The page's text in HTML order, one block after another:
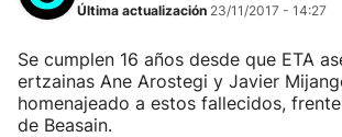
Última actualización 23/11/2017 - 14:27
Se cumplen 16 años desde que ETA
ertzainas Ane Arostegi y Javier
homenajeado a estos fallecidos,
de Beasain.